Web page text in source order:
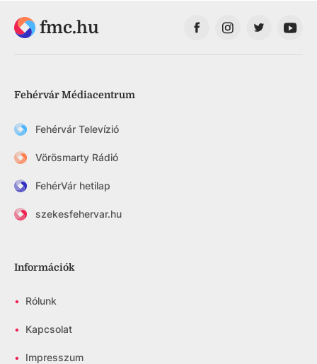
fmc.hu
Fehérvár Médiacentrum
Fehérvár Televízió
Vörösmarty Rádió
FehérVár hetilap
szekesfehervar.hu
Információk
• Rólunk
• Kapcsolat
• Impresszum